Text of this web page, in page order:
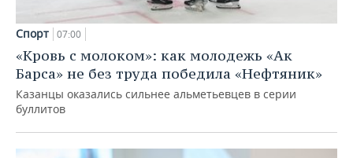
Спорт 07:00
«Кровь с молоком»: как молодежь «Ак
Барса» не без труда победила «Нефтяник»
Казанцы оказались сильнее альметьевцев в серии
буллитов